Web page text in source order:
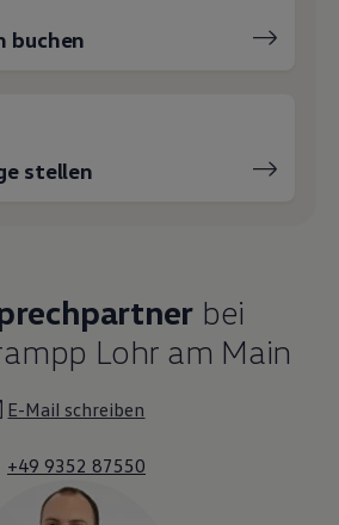
buchen
stellen
bei
Lohr am Main
E-Mail schreiben
+49 9352 87550